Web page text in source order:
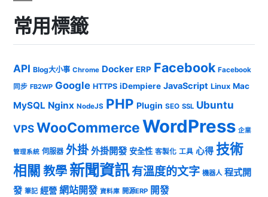
常用標籤
API Blog大小事 Chrome Docker ERP Facebook Facebook
同步 FB2WP Google HTTPS iDempiere JavaScript Linux Mac
MySQL Nginx NodeJS PHP Plugin SEO SSL Ubuntu
VPSWooCommerceWordPress 企業
管理系統 伺服器 外掛 外掛開發 安全性 客製化 工具 心得 技術
相關 教學 新聞資訊有溫度的文字 機器人 程式開
發 筆記 經營 網站開發 資料庫 開源ERP 開發